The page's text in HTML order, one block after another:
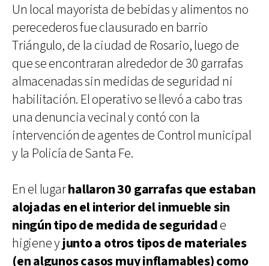
Un local mayorista de bebidas y alimentos no
perecederos fue clausurado en barrio
Triángulo, de la ciudad de Rosario, luego de
que se encontraran alrededor de 30 garrafas
almacenadas sin medidas de seguridad ni
habilitación. El operativo se llevó a cabo tras
una denuncia vecinal y contó con la
intervención de agentes de Control municipal
y la Policía de Santa Fe.
En el lugarhallaron 30 garrafas que estaban
alojadas en el interior del inmueble sin
ningún tipo de medida de seguridade
higiene yjunto a otros tipos de materiales
(en algunos casos muy inflamables) como